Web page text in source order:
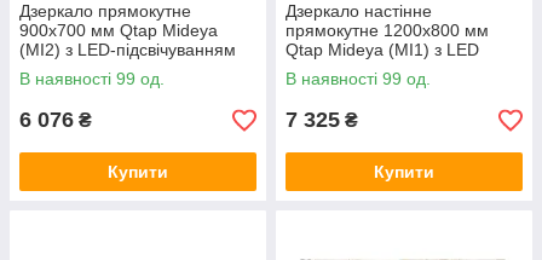
Дзеркало прямокутне
900х700 мм Qtap Mideya
(MI2) з LED-підсвічуванням
Touch, з антизапотіванням, з
регулюванням яскравості
В наявності 99 од.
6 076 ₴
Купити
Дзеркало настінне
прямокутне 1200х800 мм
Qtap Mideya (MI1) з LED
підсвічуванням, з
антизапотіванням
В наявності 99 од.
7 325 ₴
Купити